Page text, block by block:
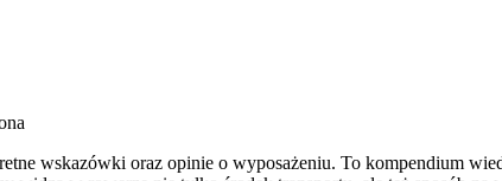
wskazówki oraz opinie o wyposażeniu. To kompendium